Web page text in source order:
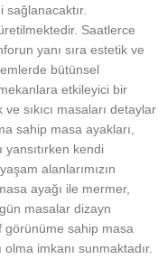
sağlanacaktır.
Saatlerce
yanı sıra estetik ve
bütünsel
etkileyici bir
sıkıcı masaları detaylar
sahip masa ayakları,
yansıtırken kendi
alanlarımızın
ayağı ile mermer,
masalar dizayn
görünüme sahip masa
olma imkanı sunmaktadır.